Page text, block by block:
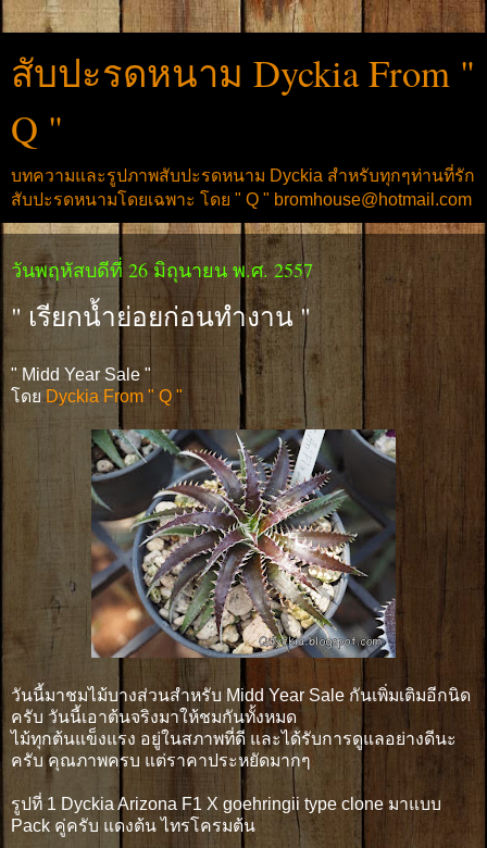
สับปะรดหนาม Dyckia From "
Q "
บทความและรูปภาพสับปะรดหนาม Dyckia สำหรับทุกๆท่านที่รัก
สับปะรดหนามโดยเฉพาะ โดย " Q " bromhouse@hotmail.com
วันพฤหัสบดีที่ 26 มิถุนายน พ.ศ. 2557
" เรียกน้ำย่อยก่อนทำงาน "
" Midd Year Sale "
โดยDyckia From " Q "
วันนี้มาชมไม้บางส่วนสำหรับ Midd Year Sale กันเพิ่มเติมอีกนิด
ครับ วันนี้เอาต้นจริงมาให้ชมกันทั้งหมด
ไม้ทุกต้นแข็งแรง อยู่ในสภาพที่ดี และได้รับการดูแลอย่างดีนะ
ครับ คุณภาพครบ แต่ราคาประหยัดมากๆ
รูปที่ 1 Dyckia Arizona F1 X goehringii type clone มาแบบ
Pack คู่ครับ แดงต้น ไทรโครมต้น